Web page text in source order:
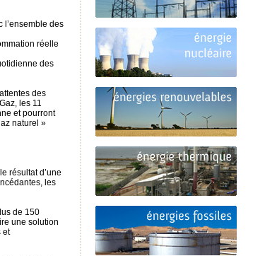
l’ensemble des
réelle
des
des
les 11
et pourront
naturel »
résultat d’une
les
de 150
une solution
et